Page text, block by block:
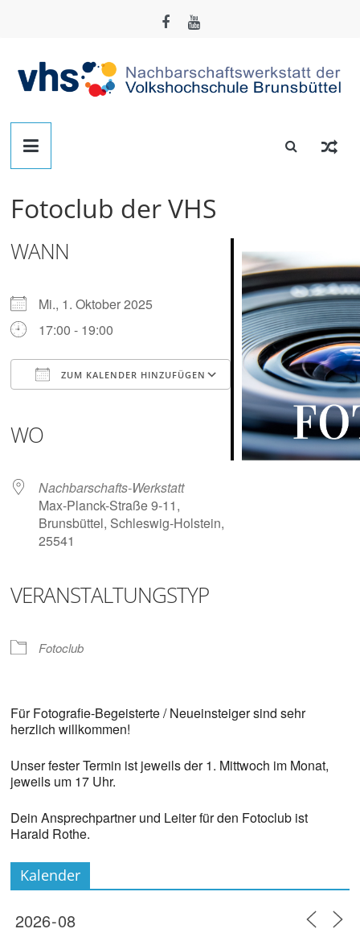
Nachbarschafts-
Werkstatt
Brunsbüttel
Der
zum
Basteln,
Tüfteln,
Digitalisieren
Fotoclub der VHS
WANN
Mi., 1. Oktober 2025
17:00 - 19:00
ZUM KALENDER HINZUFÜGEN
Outlook Live
WO
Nachbarschafts-Werkstatt
Max-Planck-Straße 9-11,
Brunsbüttel, Schleswig-Holstein,
25541
VERANSTALTUNGSTYP
Fotoclub
Für Fotografie-Begeisterte / Neueinsteiger sind sehr
herzlich willkommen!
Unser fester Termin ist jeweils der 1. Mittwoch im Monat,
jeweils um 17 Uhr.
Dein Ansprechpartner und Leiter für den Fotoclub ist
Harald Rothe.
Kalender